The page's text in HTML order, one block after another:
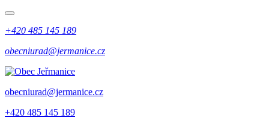
+420 485 145 189
obecniurad@jermanice.cz
obecniurad@jermanice.cz
+420 485 145 189